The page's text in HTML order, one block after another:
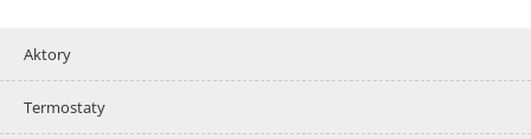
Aktory
Termostaty